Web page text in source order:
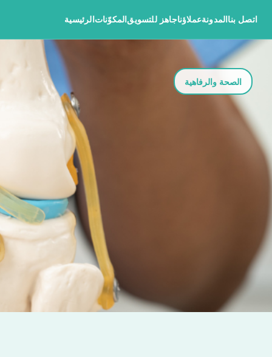
الرئيسيةالمكوّناتجاهز للتسويقعملاؤناالمدونةاتصل بنا
الصحة والرفاهية